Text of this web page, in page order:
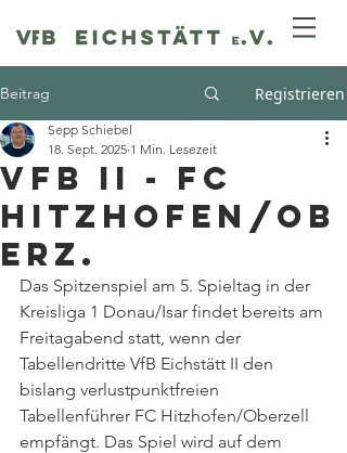
Beitrag Registrieren
VfB II - FC
Hitzhofen/Ob
erz.
Sepp Schiebel
18. Sept. 2025 1 Min. Lesezeit
Das Spitzenspiel am 5. Spieltag in der
Kreisliga 1 Donau/Isar findet bereits am
Freitagabend statt, wenn der
Tabellendritte VfB Eichstätt II den
bislang verlustpunktfreien
Tabellenführer FC Hitzhofen/Oberzell
empfängt. Das Spiel wird auf dem